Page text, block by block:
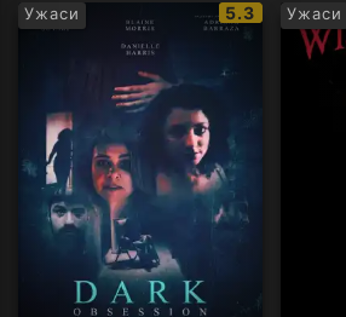
Ужаси
IMDb
рейтинг:
5.3 Ужаси